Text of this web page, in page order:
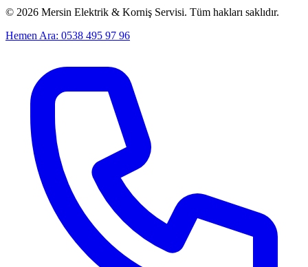
© 2026 Mersin Elektrik & Korniş Servisi. Tüm hakları saklıdır.
Hemen Ara: 0538 495 97 96